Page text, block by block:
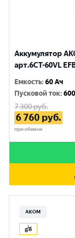
Аккумулятор
арт.6CТ-60VL
Емкость:60 Ач
Пусковой ток:
7 300руб.
6 760 руб.
при обмене
АКОМ